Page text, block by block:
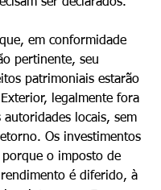
em conformidade
pertinente, seu
patrimoniais estarão
legalmente fora
autoridades locais, sem
Os investimentos
porque o imposto de
é diferido, à